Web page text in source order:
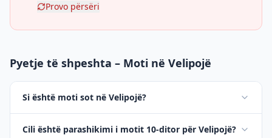
Provo përsëri
Pyetje të shpeshta – Moti në Velipojë
Si është moti sot në Velipojë?
Cili është parashikimi i motit 10-ditor për Velipojë?